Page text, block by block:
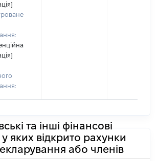
та інші фінансові
яких відкрито рахунки
або членів